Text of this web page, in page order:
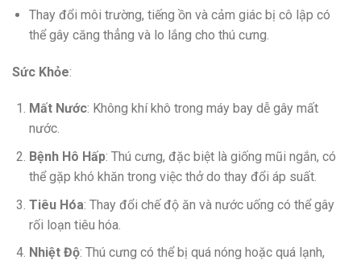
Thay đổi môi trường, tiếng ồn và cảm giác bị cô lập có
thể gây căng thẳng và lo lắng cho thú cưng.
Sức Khỏe:
Mất Nước: Không khí khô trong máy bay dễ gây mất
nước.
Bệnh Hô Hấp: Thú cưng, đặc biệt là giống mũi ngắn, có
thể gặp khó khăn trong việc thở do thay đổi áp suất.
Tiêu Hóa: Thay đổi chế độ ăn và nước uống có thể gây
rối loạn tiêu hóa.
Nhiệt Độ: Thú cưng có thể bị quá nóng hoặc quá lạnh,